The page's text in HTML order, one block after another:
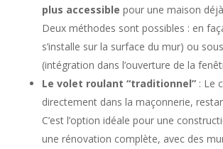
plus accessible pour une maison
Deux méthodes sont possibles : en
s’installe sur la surface du mur) ou
(intégration dans l’ouverture de la
Le volet roulant “traditionnel”: Le
directement dans la maçonnerie,
C’est l’option idéale pour une
une rénovation complète, avec des